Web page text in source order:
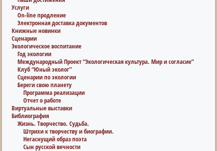
Услуги
On-line продление
Электронная доставка документов
Книжные новинки
Сценарии
Экологическое воспитание
Год экологии
Международный Проект “Экологическая культура. Мир и согласие”
Клуб “Юный эколог”
Сценарии по экологии
Береги свою планету
Программа реализации
Отчет о работе
Виртуальные выставки
Библиография
Жизнь. Творчество. Судьба.
Штрихи к творчеству и биографии.
Негаснущий образ поэта
Сын русской вечности